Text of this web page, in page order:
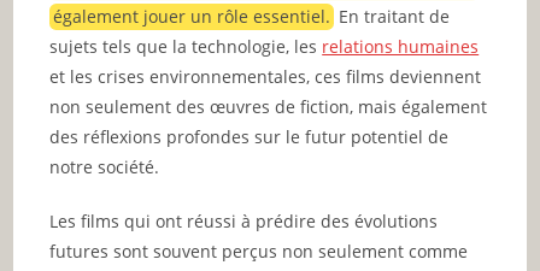
également jouer un rôle essentiel. En traitant de
sujets tels que la technologie, les relations humaines
et les crises environnementales, ces films deviennent
non seulement des œuvres de fiction, mais également
des réflexions profondes sur le futur potentiel de
notre société.
Les films qui ont réussi à prédire des évolutions
futures sont souvent perçus non seulement comme